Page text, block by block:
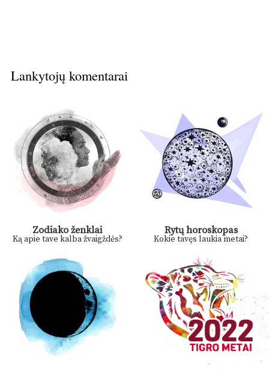
Lankytojų komentarai
Zodiako ženklai
Ką apie tave kalba žvaigždės?
Rytų horoskopas
Kokie tavęs laukia metai?